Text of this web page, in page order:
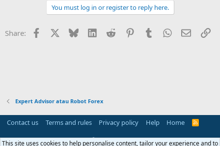
You must log in or register to reply here.
Share: Facebook Bluesky LinkedInReddit PinterestTumblrWhatsApp
Email
Expert Advisor atau Robot Forex
Contact us Terms and rules Privacy policy Help Home
R
Community platform by XenForo® © 2010-2025 XenForo Ltd.
This site uses cookies to help personalise content, tailor your experience and to